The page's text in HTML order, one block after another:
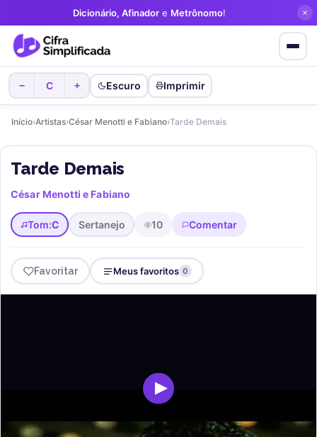
Dicionário, Afinador e Metrônomo!
− C + Escuro Imprimir
Início›Artistas›César Menotti e Fabiano›Tarde Demais
Tarde Demais
César Menotti e Fabiano
Tom:C Sertanejo 10 Comentar
Favoritar Meus favoritos 0